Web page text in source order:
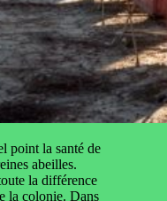
point la santé de
abeilles.
la différence
la colonie. Dans